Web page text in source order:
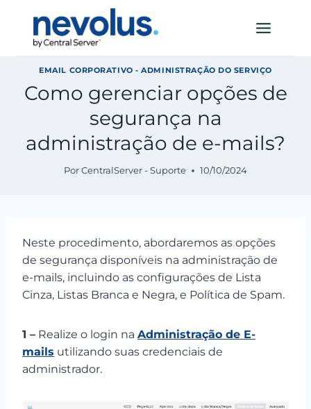
EMAIL CORPORATIVO - ADMINISTRAÇÃO DO SERVIÇO
Como gerenciar opções de
segurança na
administração de e-mails?
Por CentralServer - Suporte 10/10/2024
Neste procedimento, abordaremos as opções
de segurança disponíveis na administração de
e-mails, incluindo as configurações de Lista
Cinza, Listas Branca e Negra, e Política de Spam.
1 – Realize o login na Administração de E-
mails utilizando suas credenciais de
administrador.